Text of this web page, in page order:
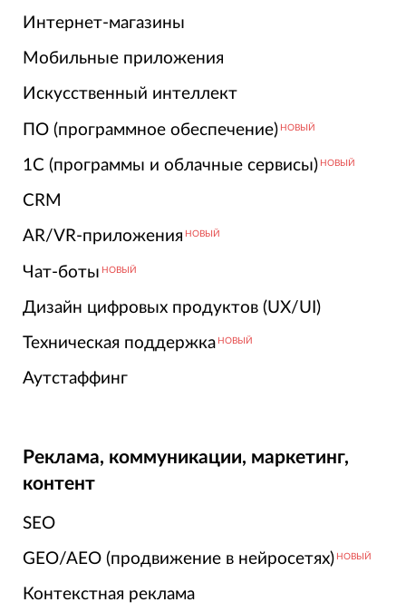
Интернет-магазины
Мобильные приложения
Искусственный интеллект
ПО (программное обеспечение) НОВЫЙ
1С (программы и облачные сервисы) НОВЫЙ
CRM
AR/VR-приложения НОВЫЙ
Чат-боты НОВЫЙ
Дизайн цифровых продуктов (UX/UI)
Техническая поддержка НОВЫЙ
Аутстаффинг
Реклама, коммуникации, маркетинг,
контент
SEO
GEO/AEO (продвижение в нейросетях) НОВЫЙ
Контекстная реклама